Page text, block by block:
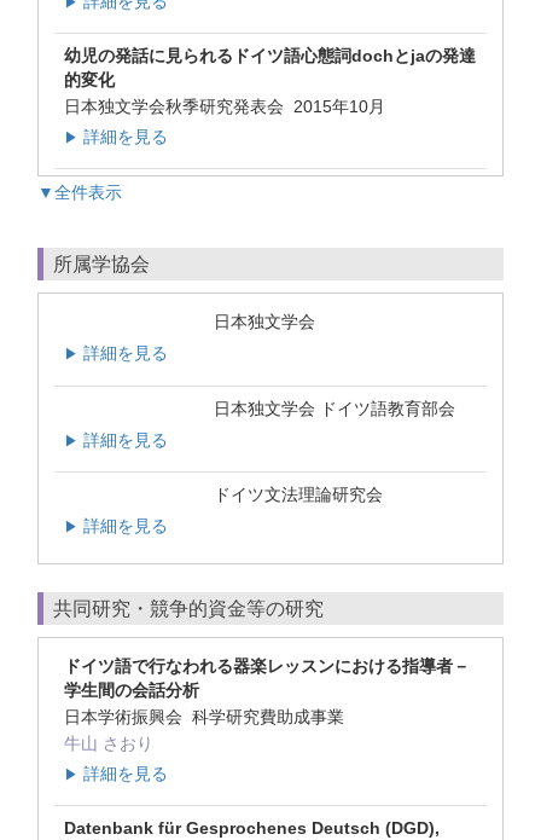
幼児の発話に見られるドイツ語心態詞dochとjaの発達
的変化
日本独文学会秋季研究発表会 2015年10月
▶ 詳細を見る
▼全件表示
所属学協会
日本独文学会
▶ 詳細を見る
日本独文学会 ドイツ語教育部会
▶ 詳細を見る
ドイツ文法理論研究会
▶ 詳細を見る
共同研究・競争的資金等の研究
ドイツ語で行なわれる器楽レッスンにおける指導者－
学生間の会話分析
日本学術振興会 科学研究費助成事業
牛山 さおり
▶ 詳細を見る
Datenbank für Gesprochenes Deutsch (DGD),